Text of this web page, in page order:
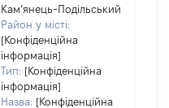
Кам’янець-Подільський
Район у місті:
[Конфіденційна
інформація]
Тип: [Конфіденційна
інформація]
Назва: [Конфіденційна